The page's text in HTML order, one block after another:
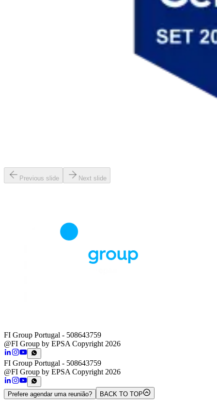
Previous slide Next slide
FI Group Portugal - 508643759
@FI Group by EPSA Copyright 2026
FI Group Portugal - 508643759
@FI Group by EPSA Copyright 2026
Prefere agendar uma reunião? BACK TO TOP